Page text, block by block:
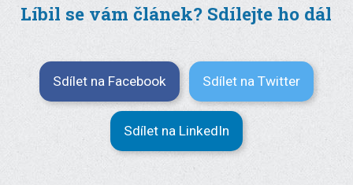
Líbil se vám článek? Sdílejte ho dál
Sdílet na Facebook Sdílet na Twitter
Sdílet na LinkedIn